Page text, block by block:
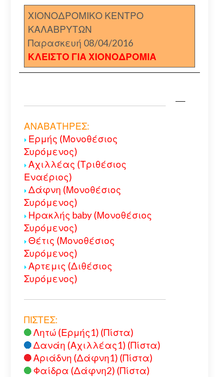
ΧΙΟΝΟΔΡΟΜΙΚΟ ΚΕΝΤΡΟ
ΚΑΛΑΒΡΥΤΩΝ
Παρασκευή 08/04/2016
ΚΛΕΙΣΤΟ ΓΙΑ ΧΙΟΝΟΔΡΟΜΙΑ
ΑΝΑΒΑΤΗΡΕΣ:
Ερμής (Μονοθέσιος
Συρόμενος)
Αχιλλέας (Τριθέσιος
Εναέριος)
Δάφνη (Μονοθέσιος
Συρόμενος)
Ηρακλής baby (Μονοθέσιος
Συρόμενος)
Θέτις (Μονοθέσιος
Συρόμενος)
Αρτεμις (Διθέσιος
Συρόμενος)
ΠΙΣΤΕΣ:
Λητώ (Ερμής1) (Πίστα)
Δανάη (Αχιλλέας1) (Πίστα)
Αριάδνη (Δάφνη1) (Πίστα)
Φαίδρα (Δάφνη2) (Πίστα)